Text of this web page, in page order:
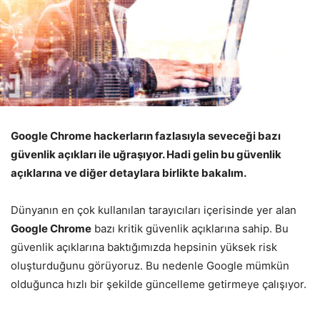
Google Chrome hackerların fazlasıyla seveceği bazı
güvenlik açıkları ile uğraşıyor. Hadi gelin bu güvenlik
açıklarına ve diğer detaylara birlikte bakalım.
Dünyanın en çok kullanılan tarayıcıları içerisinde yer alan
Google Chrome bazı kritik güvenlik açıklarına sahip. Bu
güvenlik açıklarına baktığımızda hepsinin yüksek risk
oluşturduğunu görüyoruz. Bu nedenle Google mümkün
olduğunca hızlı bir şekilde güncelleme getirmeye çalışıyor.